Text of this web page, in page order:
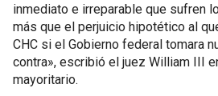
inmediato e irreparable que sufren
más que el perjuicio hipotético al
CHC si el Gobierno federal tomara
contra», escribió el juez William III
mayoritario.